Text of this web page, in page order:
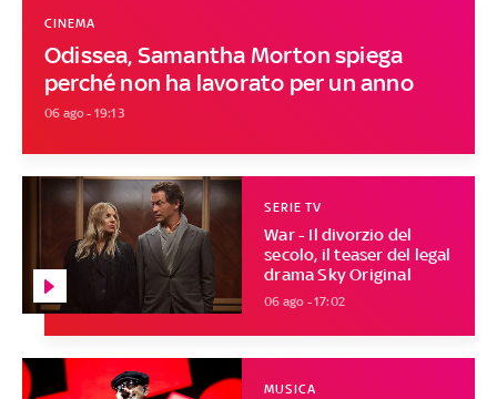
Odissea, Samantha Morton spiega
perché non ha lavorato per un anno
CINEMA
06 ago - 19:13
War - Il divorzio del
secolo, il teaser del legal
drama Sky Original
SERIE TV
06 ago - 17:02
MUSICA